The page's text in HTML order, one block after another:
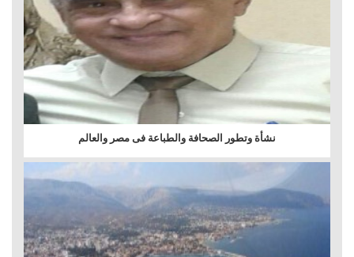
نشأة وتطور الصحافة والطباعة فى مصر والعالم